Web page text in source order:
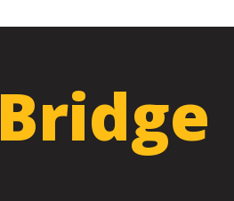
Bridge